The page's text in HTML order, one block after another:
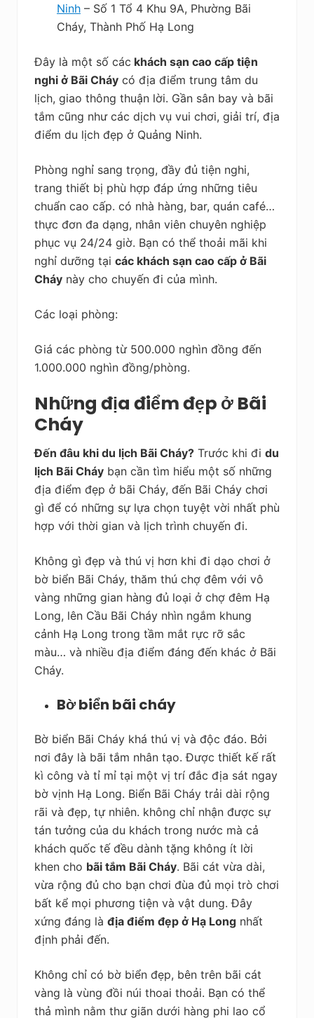
Ninh – Số 1 Tổ 4 Khu 9A, Phường Bãi
Cháy, Thành Phố Hạ Long
Đây là một số các khách sạn cao cấp tiện
nghi ở Bãi Cháy có địa điểm trung tâm du
lịch, giao thông thuận lời. Gần sân bay và bãi
tắm cũng như các dịch vụ vui chơi, giải trí, địa
điểm du lịch đẹp ở Quảng Ninh.
Phòng nghỉ sang trọng, đầy đủ tiện nghi,
trang thiết bị phù hợp đáp ứng những tiêu
chuẩn cao cấp. có nhà hàng, bar, quán café…
thực đơn đa dạng, nhân viên chuyên nghiệp
phục vụ 24/24 giờ. Bạn có thể thoải mãi khi
nghỉ dưỡng tại các khách sạn cao cấp ở Bãi
Cháy này cho chuyến đi của mình.
Các loại phòng:
Giá các phòng từ 500.000 nghìn đồng đến
1.000.000 nghìn đồng/phòng.
Những địa điểm đẹp ở Bãi
Cháy
Đến đâu khi du lịch Bãi Cháy? Trước khi đi du
lịch Bãi Cháy bạn cần tìm hiểu một số những
địa điểm đẹp ở bãi Cháy, đến Bãi Cháy chơi
gì để có những sự lựa chọn tuyệt vời nhất phù
hợp với thời gian và lịch trình chuyến đi.
Không gì đẹp và thú vị hơn khi đi dạo chơi ở
bờ biển Bãi Cháy, thăm thú chợ đêm với vô
vàng những gian hàng đủ loại ở chợ đêm Hạ
Long, lên Cầu Bãi Cháy nhìn ngắm khung
cảnh Hạ Long trong tầm mắt rực rỡ sắc
màu… và nhiều địa điểm đáng đến khác ở Bãi
Cháy.
Bờ biển bãi cháy
Bờ biển Bãi Cháy khá thú vị và độc đáo. Bởi
nơi đây là bãi tắm nhân tạo. Được thiết kế rất
kì công và tỉ mỉ tại một vị trí đắc địa sát ngay
bờ vịnh Hạ Long. Biển Bãi Cháy trải dài rộng
rãi và đẹp, tự nhiên. không chỉ nhận được sự
tán tưởng của du khách trong nước mà cả
khách quốc tế đều dành tặng không ít lời
khen cho bãi tắm Bãi Cháy. Bãi cát vừa dài,
vừa rộng đủ cho bạn chơi đùa đủ mọi trò chơi
bất kể mọi phương tiện và vật dung. Đây
xứng đáng là địa điểm đẹp ở Hạ Long nhất
định phải đến.
Không chỉ có bờ biển đẹp, bên trên bãi cát
vàng là vùng đồi núi thoai thoải. Bạn có thể
thả mình nằm thư giãn dưới hàng phi lao cổ